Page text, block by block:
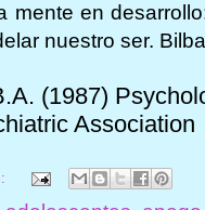
mente en
nuestro ser.
(1987)
Association